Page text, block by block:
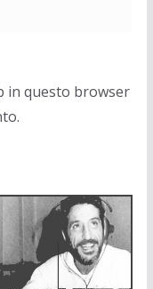
in questo browser